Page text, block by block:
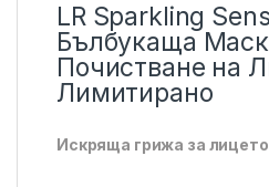
LR Sparkling
Бълбукаща
Почистване на
Лимитирано
Искряща грижа за лицето